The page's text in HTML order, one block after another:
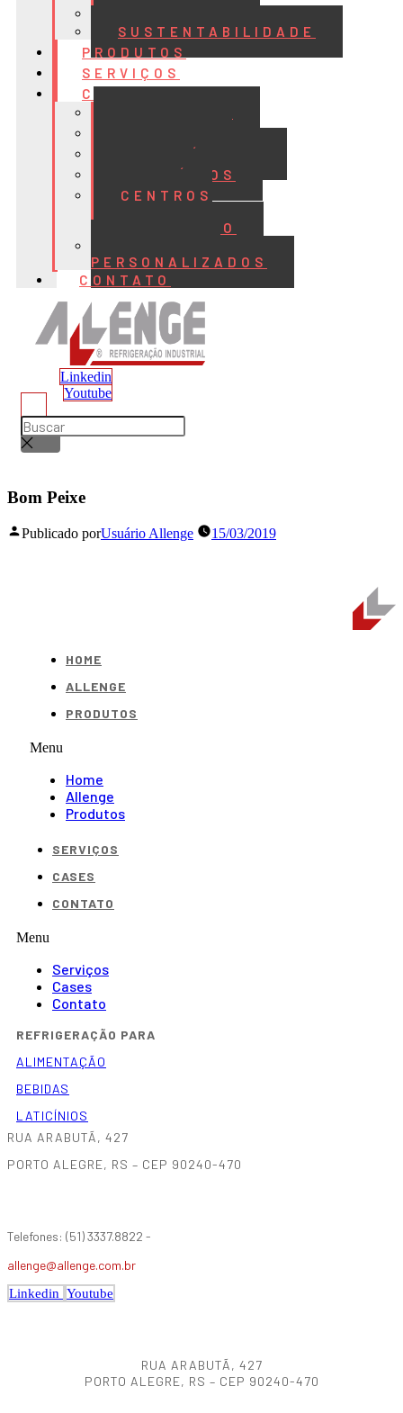
SUSTENTABILIDADE
PRODUTOS
SERVIÇOS
CASES
FRIGORÍFICOS
LATICÍNIOS
CENTROS
DISTRIBUIÇÃO
PERSONALIZADOS
CONTATO
Linkedin
Youtube
Bom Peixe
Publicado porUsuário Allenge 15/03/2019
HOME
ALLENGE
PRODUTOS
Menu
Home
Allenge
Produtos
SERVIÇOS
CASES
CONTATO
Menu
Serviços
Cases
Contato
REFRIGERAÇÃO PARA
ALIMENTAÇÃO
BEBIDAS
LATICÍNIOS
RUA ARABUTÃ, 427
PORTO ALEGRE, RS – CEP 90240-470
Telefones: (51) 3337.8822 -
allenge@allenge.com.br
Linkedin Youtube
RUA ARABUTÃ, 427
PORTO ALEGRE, RS – CEP 90240-470